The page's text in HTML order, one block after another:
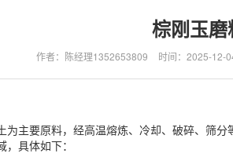
棕刚玉
作者：陈经理1352653809 时间：2025-12-
为主要原料，经高温熔炼、冷却、破碎、筛
具体如下：